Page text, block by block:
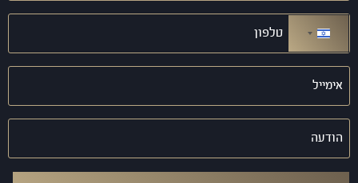
טלפון
(חובה)
ישראל +972
אימייל
(חובה)
הודעה